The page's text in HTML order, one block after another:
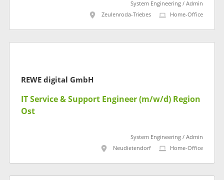
System Engineering / Admin
Zeulenroda-Triebes
Home-Office
REWE digital GmbH
IT Service & Support Engineer (m/w/d) Region
Ost
System Engineering / Admin
Neudietendorf
Home-Office